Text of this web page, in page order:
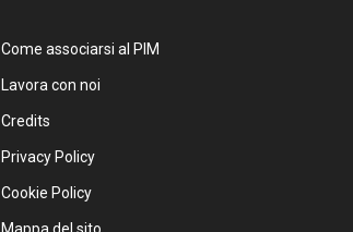
Come associarsi al PIM
Lavora con noi
Credits
Privacy Policy
Cookie Policy